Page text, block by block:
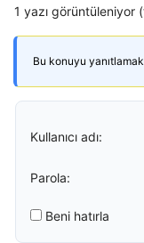
1 yazı görüntüleniyor
Bu konuyu yanıtlamak
Kullanıcı adı:
Parola:
Beni hatırla